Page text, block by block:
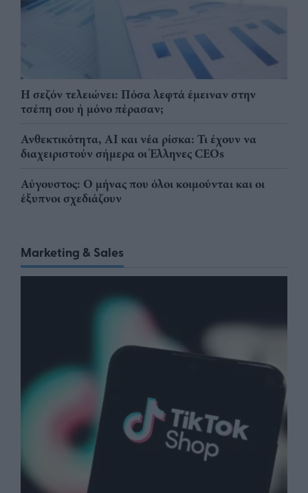
Η σεζόν τελειώνει: Πόσα λεφτά έμειναν στην
τσέπη σου ή μόνο πέρασαν;
Ανθεκτικότητα, AI και νέα ρίσκα: Τι έχουν να
διαχειριστούν σήμερα οι Έλληνες CEOs
Αύγουστος: Ο μήνας που όλοι κοιμούνται και οι
έξυπνοι σχεδιάζουν
Marketing & Sales